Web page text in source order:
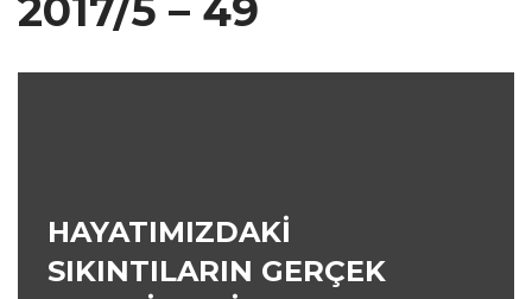
2017/5 – 49
HAYATIMIZDAKİ
SIKINTILARIN GERÇEK